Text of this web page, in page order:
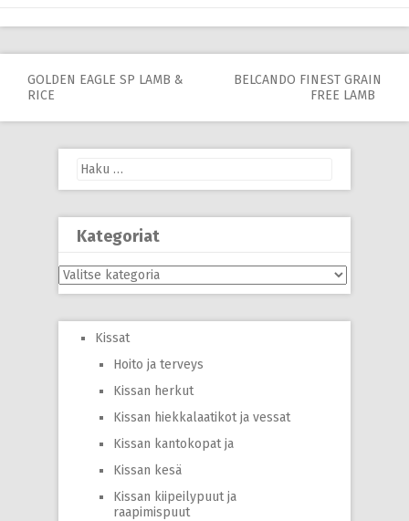
Post
GOLDEN EAGLE SP LAMB &
RICE
BELCANDO FINEST GRAIN
FREE LAMB
Haku:
Kategoriat
Kategoriat
Kissat
Hoito ja terveys
Kissan herkut
Kissan hiekkalaatikot ja vessat
Kissan kantokopat ja
Kissan kesä
Kissan kiipeilypuut ja
raapimispuut